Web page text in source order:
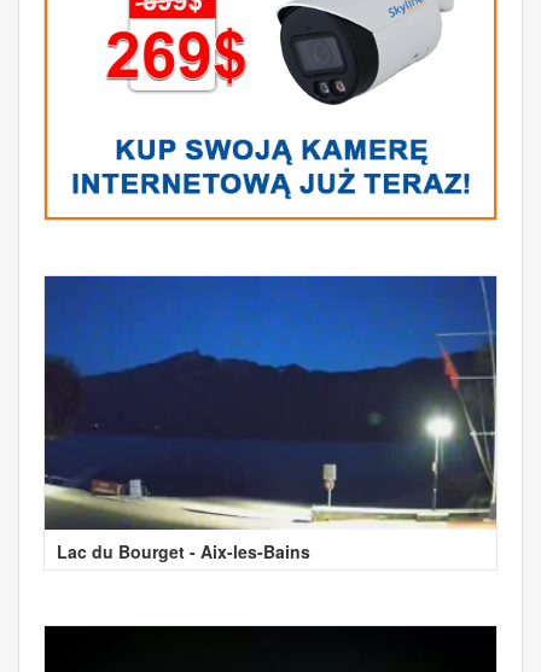
Lac du Bourget - Aix-les-Bains